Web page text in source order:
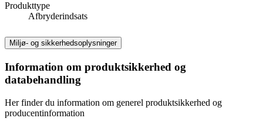
Produkttype
Afbryderindsats
Miljø- og sikkerhedsoplysninger
Information om produktsikkerhed og
databehandling
Her finder du information om generel produktsikkerhed og
producentinformation